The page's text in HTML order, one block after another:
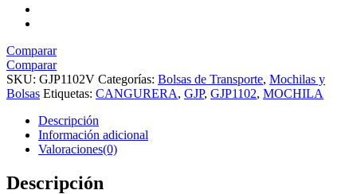
Comparar
Comparar
SKU: GJP1102V Categorías: Bolsas de Transporte, Mochilas y
Bolsas Etiquetas: CANGURERA, GJP, GJP1102, MOCHILA
Descripción
Información adicional
Valoraciones(0)
Descripción